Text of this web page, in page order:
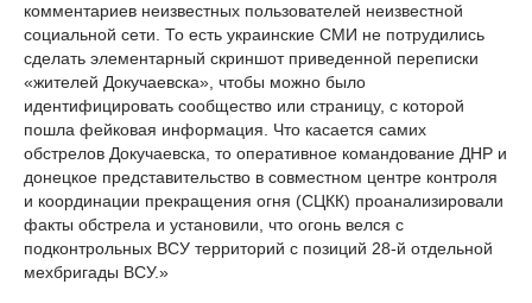
комментариев неизвестных пользователей неизвестной
социальной сети. То есть украинские СМИ не потрудились
сделать элементарный скриншот приведенной переписки
«жителей Докучаевска», чтобы можно было
идентифицировать сообщество или страницу, с которой
пошла фейковая информация. Что касается самих
обстрелов Докучаевска, то оперативное командование ДНР и
донецкое представительство в совместном центре контроля
и координации прекращения огня (СЦКК) проанализировали
факты обстрела и установили, что огонь велся с
подконтрольных ВСУ территорий с позиций 28-й отдельной
мехбригады ВСУ.»